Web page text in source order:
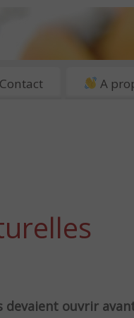
Contact A
ouvrir